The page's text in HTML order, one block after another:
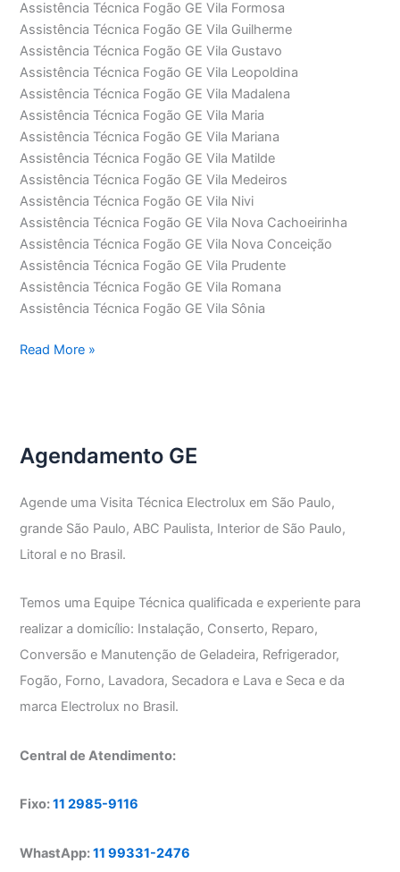
Assistência Técnica Fogão GE Vila Formosa
Assistência Técnica Fogão GE Vila Guilherme
Assistência Técnica Fogão GE Vila Gustavo
Assistência Técnica Fogão GE Vila Leopoldina
Assistência Técnica Fogão GE Vila Madalena
Assistência Técnica Fogão GE Vila Maria
Assistência Técnica Fogão GE Vila Mariana
Assistência Técnica Fogão GE Vila Matilde
Assistência Técnica Fogão GE Vila Medeiros
Assistência Técnica Fogão GE Vila Nivi
Assistência Técnica Fogão GE Vila Nova Cachoeirinha
Assistência Técnica Fogão GE Vila Nova Conceição
Assistência Técnica Fogão GE Vila Prudente
Assistência Técnica Fogão GE Vila Romana
Assistência Técnica Fogão GE Vila Sônia
Assistência
Read More »
Agendamento GE
Agende uma Visita Técnica Electrolux em São Paulo,
grande São Paulo, ABC Paulista, Interior de São Paulo,
Litoral e no Brasil.
Temos uma Equipe Técnica qualificada e experiente para
realizar a domicílio: Instalação, Conserto, Reparo,
Conversão e Manutenção de Geladeira, Refrigerador,
Fogão, Forno, Lavadora, Secadora e Lava e Seca e da
marca Electrolux no Brasil.
Central de Atendimento:
Fixo:11 2985-9116
WhastApp:11 99331-2476